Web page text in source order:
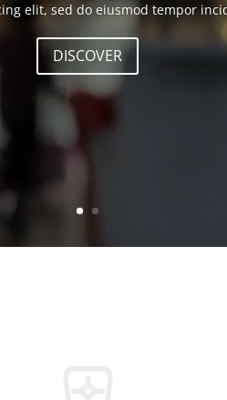
elit, sed do eiusmod tempor
DISCOVER